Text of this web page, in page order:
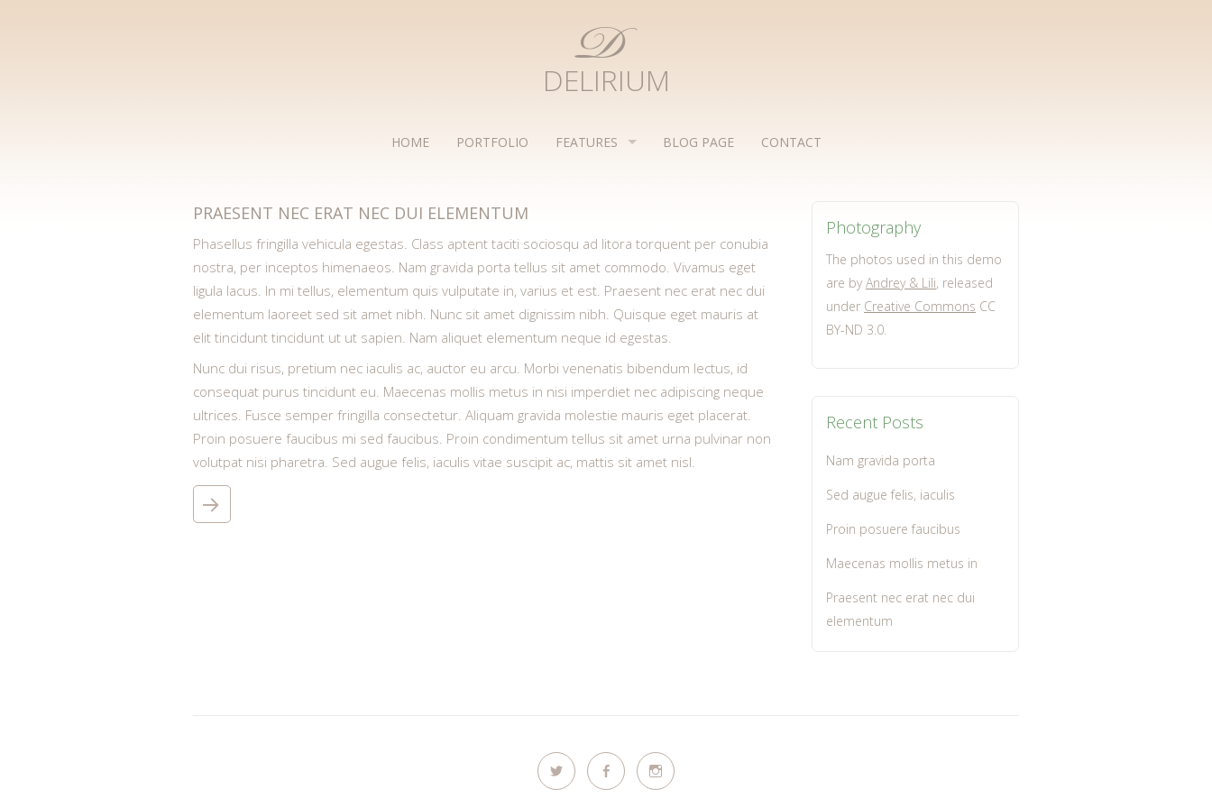
DELIRIUM
HOME PORTFOLIO FEATURES BLOG PAGE CONTACT
PRAESENT NEC ERAT NEC DUI ELEMENTUM
Phasellus fringilla vehicula egestas. Class aptent taciti sociosqu ad litora torquent per conubia
nostra, per inceptos himenaeos. Nam gravida porta tellus sit amet commodo. Vivamus eget
ligula lacus. In mi tellus, elementum quis vulputate in, varius et est. Praesent nec erat nec dui
elementum laoreet sed sit amet nibh. Nunc sit amet dignissim nibh. Quisque eget mauris at
elit tincidunt tincidunt ut ut sapien. Nam aliquet elementum neque id egestas.
Nunc dui risus, pretium nec iaculis ac, auctor eu arcu. Morbi venenatis bibendum lectus, id
consequat purus tincidunt eu. Maecenas mollis metus in nisi imperdiet nec adipiscing neque
ultrices. Fusce semper fringilla consectetur. Aliquam gravida molestie mauris eget placerat.
Proin posuere faucibus mi sed faucibus. Proin condimentum tellus sit amet urna pulvinar non
volutpat nisi pharetra. Sed augue felis, iaculis vitae suscipit ac, mattis sit amet nisl.
Photography
The photos used in this demo
are byAndrey & Lili, released
under Creative Commons CC
BY-ND 3.0.
Recent Posts
Nam gravida porta
Sed augue felis, iaculis
Proin posuere faucibus
Maecenas mollis metus in
Praesent nec erat nec dui
elementum